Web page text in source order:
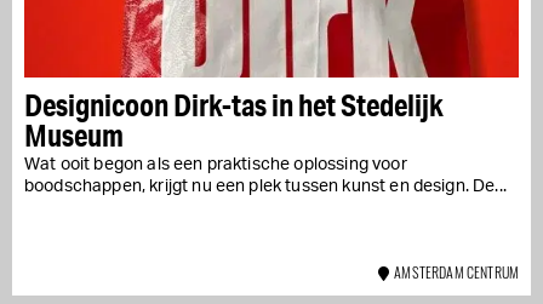
Designicoon Dirk-tas in het Stedelijk
Museum
Wat ooit begon als een praktische oplossing voor
boodschappen, krijgt nu een plek tussen kunst en design. De...
AMSTERDAM CENTRUM